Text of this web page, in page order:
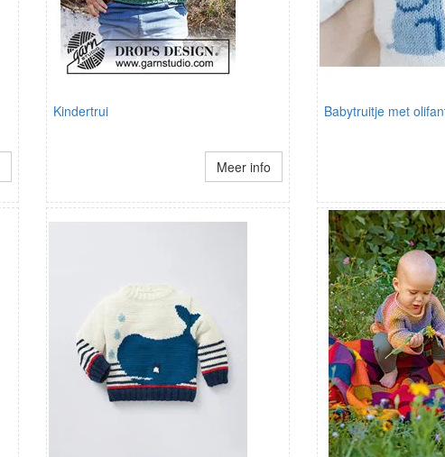
Kindertrui
Meer info
Babytruitje met